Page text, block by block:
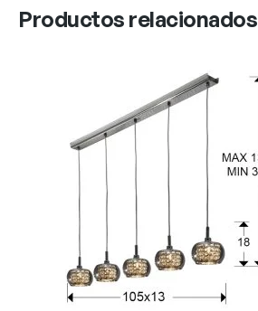
Productos relacionados